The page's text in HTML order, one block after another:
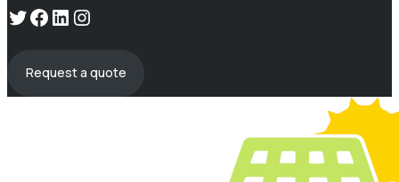
Twitter
Facebook
LinkedIn
Instagram
Request a quote